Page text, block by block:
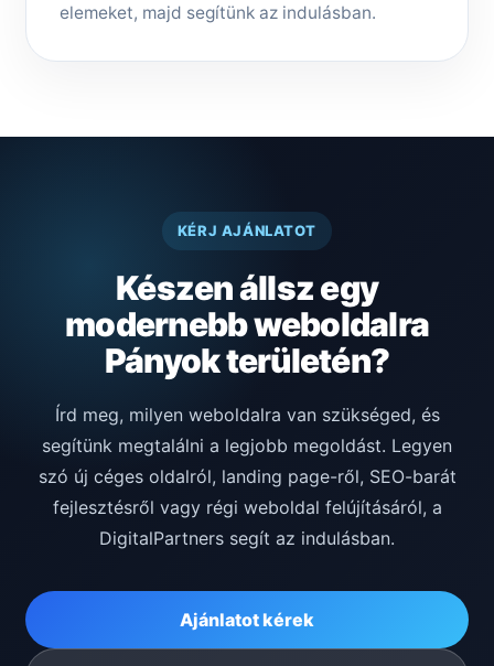
elemeket, majd segítünk az indulásban.
KÉRJ AJÁNLATOT
Készen állsz egy
modernebb weboldalra
Pányok területén?
Írd meg, milyen weboldalra van szükséged, és
segítünk megtalálni a legjobb megoldást. Legyen
szó új céges oldalról, landing page-ről, SEO-barát
fejlesztésről vagy régi weboldal felújításáról, a
DigitalPartners segít az indulásban.
Ajánlatot kérek